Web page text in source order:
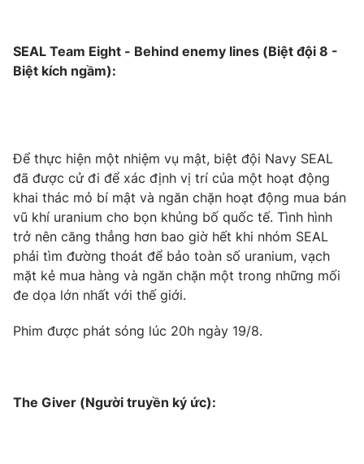
SEAL Team Eight - Behind enemy lines (Biệt đội 8 -
Biệt kích ngầm):
Để thực hiện một nhiệm vụ mật, biệt đội Navy SEAL
đã được cử đi để xác định vị trí của một hoạt động
khai thác mỏ bí mật và ngăn chặn hoạt động mua bán
vũ khí uranium cho bọn khủng bố quốc tế. Tình hình
trở nên căng thẳng hơn bao giờ hết khi nhóm SEAL
phải tìm đường thoát để bảo toàn số uranium, vạch
mặt kẻ mua hàng và ngăn chặn một trong những mối
đe dọa lớn nhất với thế giới.
Phim được phát sóng lúc 20h ngày 19/8.
The Giver (Người truyền ký ức):